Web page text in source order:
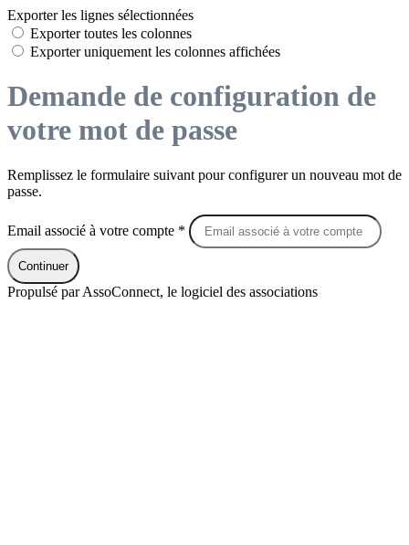
Exporter les lignes sélectionnées
Exporter toutes les colonnes
Exporter uniquement les colonnes affichées
Demande de configuration de
votre mot de passe
Remplissez le formulaire suivant pour configurer un nouveau mot de
passe.
Email associé à votre compte *
Continuer
Propulsé par AssoConnect, le logiciel des associations